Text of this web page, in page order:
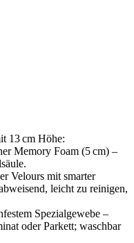
13 cm Höhe:
Memory Foam (5 cm) –
Velours mit smarter
leicht zu reinigen,
Spezialgewebe –
oder Parkett; waschbar